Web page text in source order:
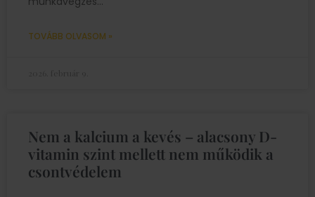
TOVÁBB OLVASOM »
Nem a kalcium a kevés – alacsony D-
vitamin szint mellett nem működik a
csontvédelem